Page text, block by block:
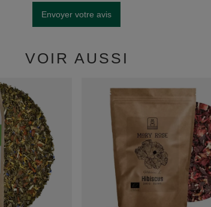
Envoyer votre avis
VOIR AUSSI